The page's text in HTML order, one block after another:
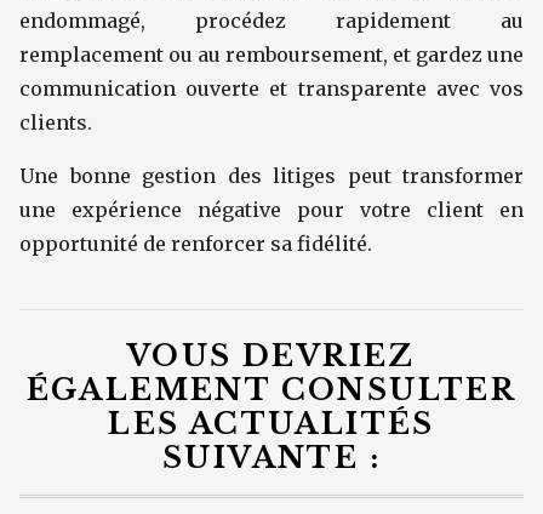
endommagé, procédez rapidement au
remplacement ou au remboursement, et gardez une
communication ouverte et transparente avec vos
clients.
Une bonne gestion des litiges peut transformer
une expérience négative pour votre client en
opportunité de renforcer sa fidélité.
VOUS DEVRIEZ
ÉGALEMENT CONSULTER
LES ACTUALITÉS
SUIVANTE :